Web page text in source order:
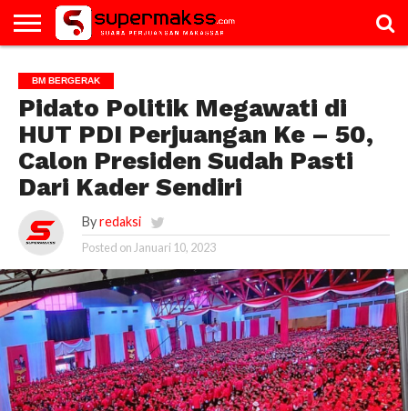
GALERI
ARTIKEL
BM
BERGERAK
PAC
PROFILE
VIDEO
BM BERGERAK
Pidato Politik Megawati di
HUT PDI Perjuangan Ke – 50,
Calon Presiden Sudah Pasti
Dari Kader Sendiri
By redaksi
Posted on Januari 10, 2023